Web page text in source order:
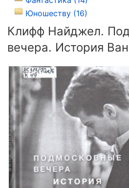
Юношеству (16)
Клифф Найджел.
вечера. История